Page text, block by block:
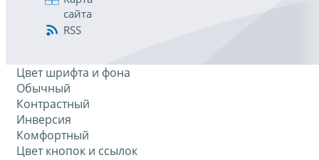
сайта
RSS
Цвет шрифта и фона
Обычный
Контрастный
Инверсия
Комфортный
Цвет кнопок и ссылок